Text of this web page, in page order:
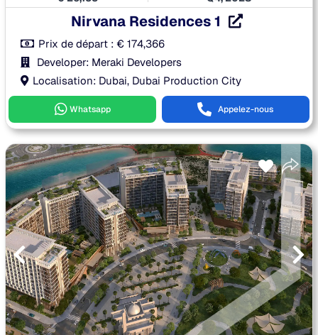
Nirvana Residences 1
Prix de départ :€ 174,366
Developer: Meraki Developers
Localisation: Dubai, Dubai Production City
Whatsapp Appelez-nous